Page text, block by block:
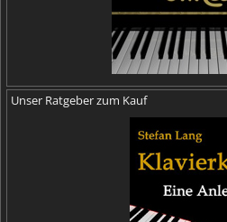
Unser Ratgeber zum Kauf